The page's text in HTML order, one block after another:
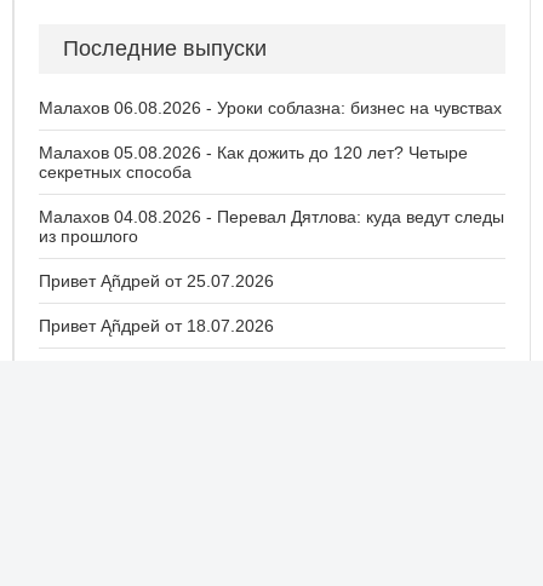
Последние выпуски
Малахов 06.08.2026 - Уроки соблазна: бизнес на чувствах
Малахов 05.08.2026 - Как дожить до 120 лет? Четыре
секретных способа
Малахов 04.08.2026 - Перевал Дятлова: куда ведут следы
из прошлого
Привет Ąñдpей от 25.07.2026
Привет Ąñдpей от 18.07.2026